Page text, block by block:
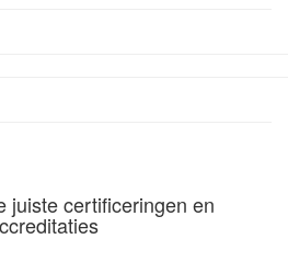
juiste certificeringen en